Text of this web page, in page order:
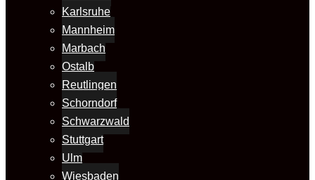
Karlsruhe
Mannheim
Marbach
Ostalb
Reutlingen
Schorndorf
Schwarzwald
Stuttgart
Ulm
Wiesbaden